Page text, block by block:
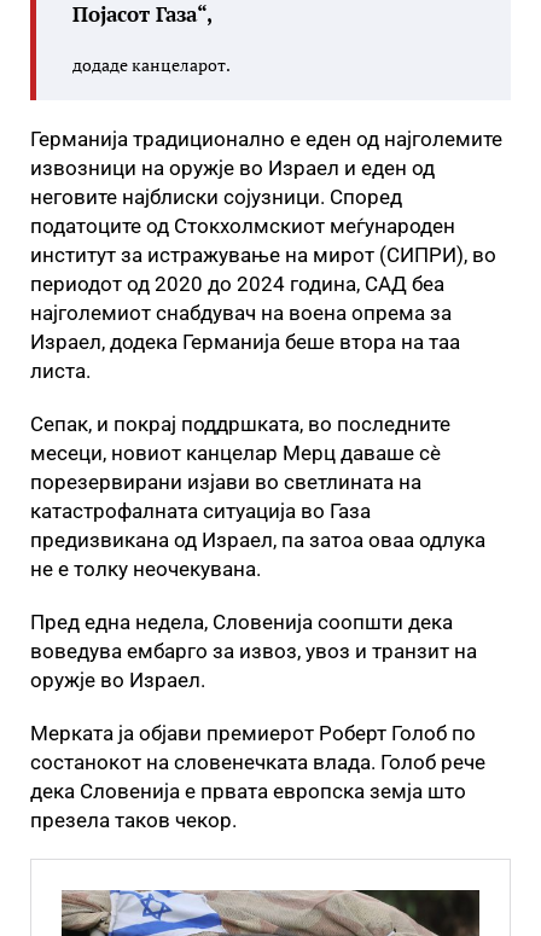
Појасот Газа“,
додаде канцеларот.
Германија традиционално е еден од најголемите
извозници на оружје во Израел и еден од
неговите најблиски сојузници. Според
податоците од Стокхолмскиот меѓународен
институт за истражување на мирот (СИПРИ), во
периодот од 2020 до 2024 година, САД беа
најголемиот снабдувач на воена опрема за
Израел, додека Германија беше втора на таа
листа.
Сепак, и покрај поддршката, во последните
месеци, новиот канцелар Мерц даваше сè
порезервирани изјави во светлината на
катастрофалната ситуација во Газа
предизвикана од Израел, па затоа оваа одлука
не е толку неочекувана.
Пред една недела, Словенија соопшти дека
воведува ембарго за извоз, увоз и транзит на
оружје во Израел.
Мерката ја објави премиерот Роберт Голоб по
состанокот на словенечката влада. Голоб рече
дека Словенија е првата европска земја што
презела таков чекор.